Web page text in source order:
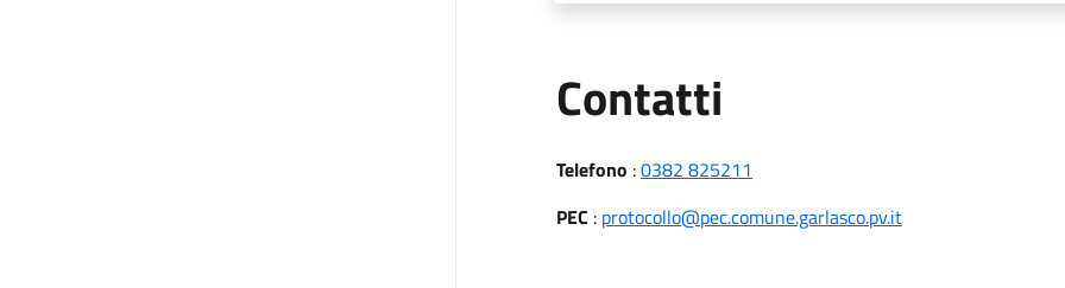
Contatti
Telefono :0382 825211
PEC : protocollo@pec.comune.garlasco.pv.it